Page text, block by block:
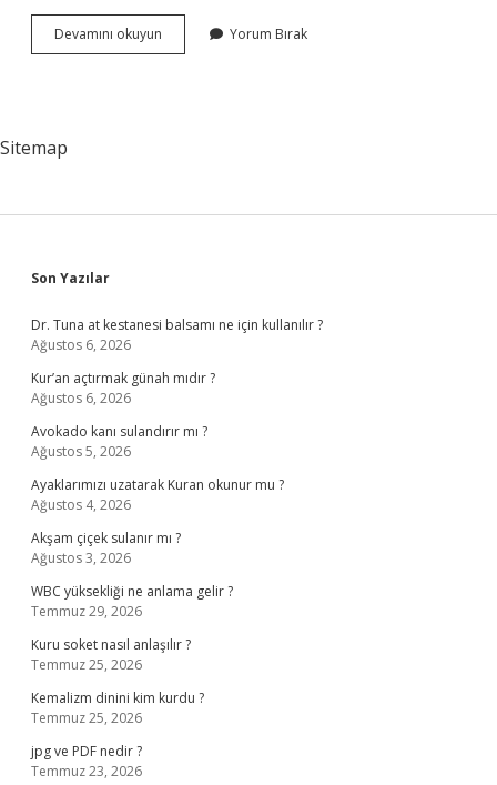
Devamını okuyun
Siteden
Yorum Bırak
Sitemap
Sidebar
Son Yazılar
Dr. Tuna at kestanesi balsamı ne için kullanılır ?
Ağustos 6, 2026
Kur’an açtırmak günah mıdır ?
Ağustos 6, 2026
Avokado kanı sulandırır mı ?
Ağustos 5, 2026
Ayaklarımızı uzatarak Kuran okunur mu ?
Ağustos 4, 2026
Akşam çiçek sulanır mı ?
Ağustos 3, 2026
WBC yüksekliği ne anlama gelir ?
Temmuz 29, 2026
Kuru soket nasıl anlaşılır ?
Temmuz 25, 2026
Kemalizm dinini kim kurdu ?
Temmuz 25, 2026
jpg ve PDF nedir ?
Temmuz 23, 2026